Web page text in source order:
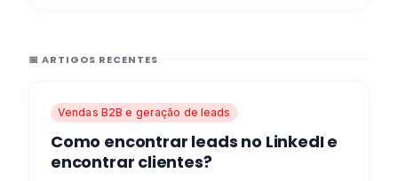
📅 ARTIGOS RECENTES
Vendas B2B e geração de leads
Como encontrar leads no LinkedI e
encontrar clientes?